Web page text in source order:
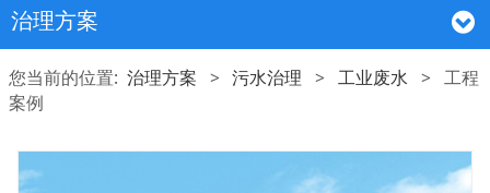
治理方案
您当前的位置: 治理方案 > 污水治理 > 工业废水 > 工程
案例